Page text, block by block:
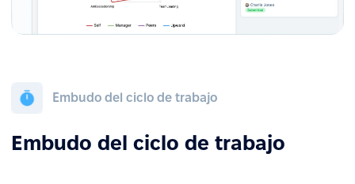
Embudo del ciclo de trabajo
Embudo del ciclo de trabajo